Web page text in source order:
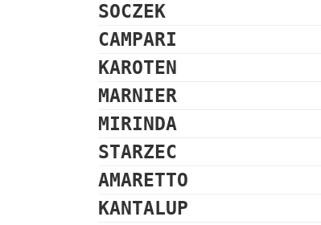
SOCZEK
CAMPARI
KAROTEN
MARNIER
MIRINDA
STARZEC
AMARETTO
KANTALUP